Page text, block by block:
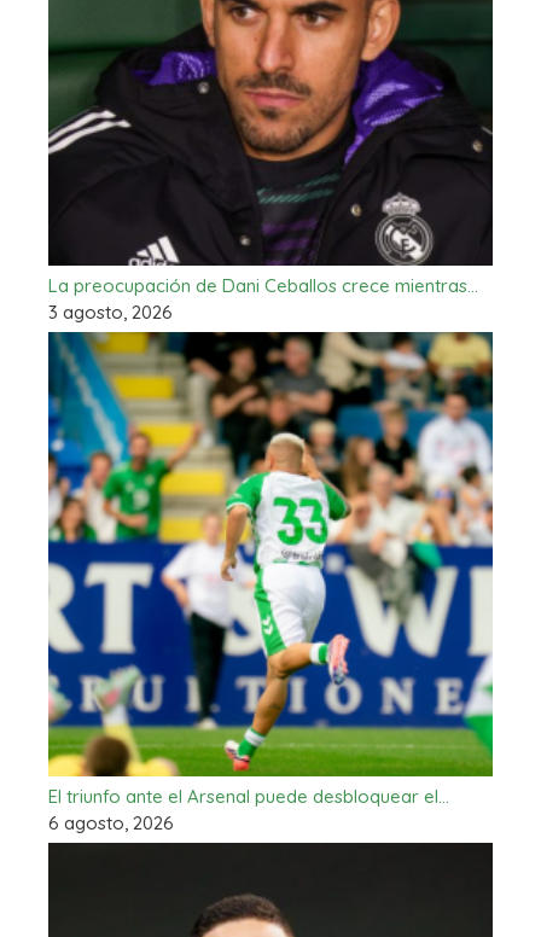
La preocupación de Dani Ceballos crece mientras…
3 agosto, 2026
El triunfo ante el Arsenal puede desbloquear el…
6 agosto, 2026